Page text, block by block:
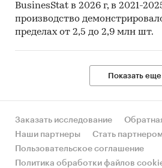
BusinesStat в 2026 г, в 2021-
производство
пределах от 2,5 до 2,9 млн шт.
Показать еще
Заказать исследование
Наши партнеры
Стать партнером
Пользовательское соглашение
Политика обработки файлов